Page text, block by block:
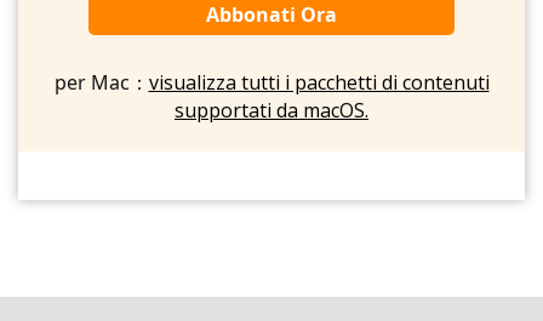
Abbonati Ora
per Mac： visualizza tutti i pacchetti di contenuti
supportati da macOS.